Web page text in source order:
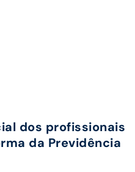
dos profissionais
da Previdência